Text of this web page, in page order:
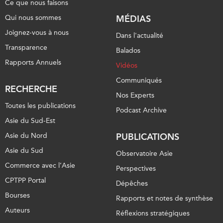
Ce que nous faisons
Qui nous sommes
Joignez-vous à nous
Transparence
Rapports Annuels
RECHERCHE
Toutes les publications
Asie du Sud-Est
Asie du Nord
Asie du Sud
Commerce avec l’Asie
CPTPP Portal
Bourses
Auteurs
MÉDIAS
Dans l'actualité
Balados
Vidéos
Communiqués
Nos Experts
Podcast Archive
PUBLICATIONS
Observatoire Asie
Perspectives
Dépêches
Rapports et notes de synthèse
Réflexions stratégiques